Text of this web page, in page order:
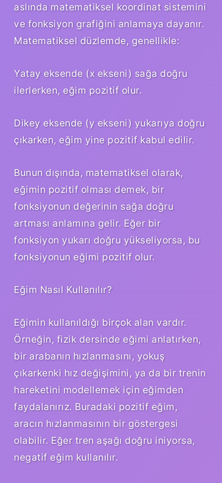
aslında matematiksel koordinat sistemini
ve fonksiyon grafiğini anlamaya dayanır.
Matematiksel düzlemde, genellikle:
Yatay eksende (x ekseni) sağa doğru
ilerlerken, eğim pozitif olur.
Dikey eksende (y ekseni) yukarıya doğru
çıkarken, eğim yine pozitif kabul edilir.
Bunun dışında, matematiksel olarak,
eğimin pozitif olması demek, bir
fonksiyonun değerinin sağa doğru
artması anlamına gelir. Eğer bir
fonksiyon yukarı doğru yükseliyorsa, bu
fonksiyonun eğimi pozitif olur.
Eğim Nasıl Kullanılır?
Eğimin kullanıldığı birçok alan vardır.
Örneğin, fizik dersinde eğimi anlatırken,
bir arabanın hızlanmasını, yokuş
çıkarkenki hız değişimini, ya da bir trenin
hareketini modellemek için eğimden
faydalanırız. Buradaki pozitif eğim,
aracın hızlanmasının bir göstergesi
olabilir. Eğer tren aşağı doğru iniyorsa,
negatif eğim kullanılır.